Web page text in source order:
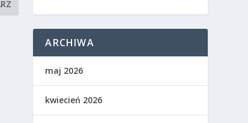
ARCHIWA
maj 2026
kwiecień 2026